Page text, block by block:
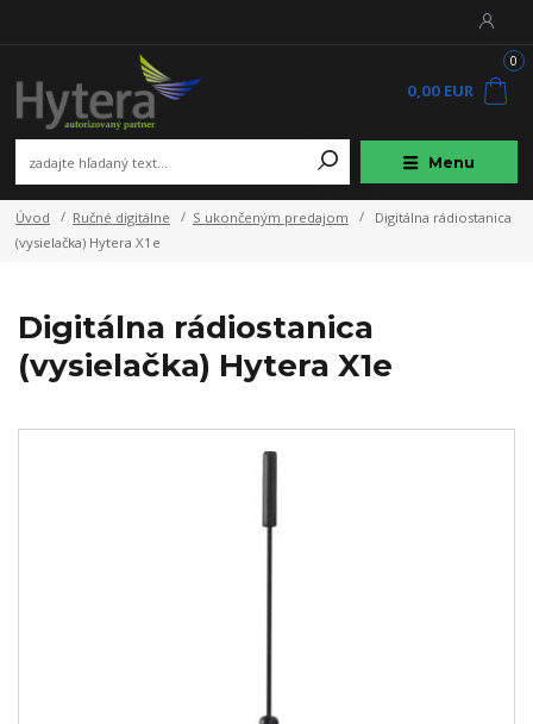
Menu
0
0,00 EUR
Úvod Ručné digitálne S ukončeným predajom
Digitálna rádiostanica
(vysielačka) Hytera X1e
Digitálna rádiostanica
(vysielačka) Hytera X1e